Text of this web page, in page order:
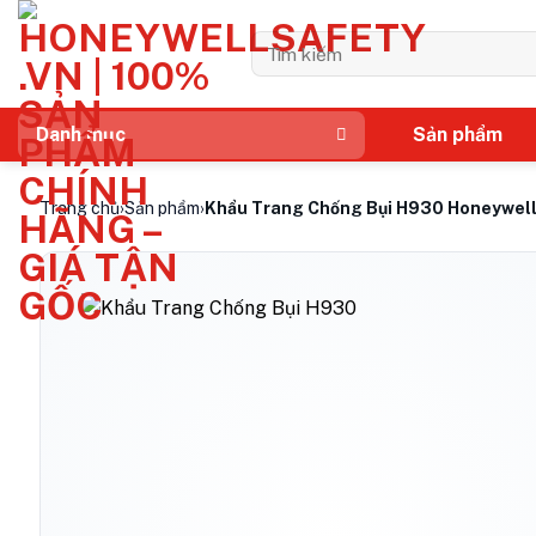
Bỏ
qua
dung
Tìm
kiếm:
Danh mục Sản phẩm
Trang chủ›Sản phẩm› Khẩu Trang Chống Bụi H930 Honeywell